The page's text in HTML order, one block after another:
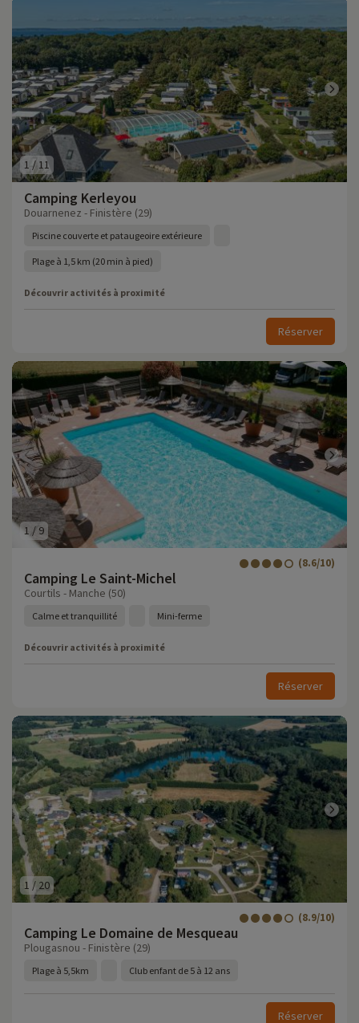
1 / 11
Camping Kerleyou
Douarnenez - Finistère (29)
Piscine couverte et pataugeoire extérieure
Plage à 1,5 km (20 min à pied)
Découvrir activités à proximité
Réserver
1 / 9
Camping Le Saint-Michel
(8.6/10)
Courtils - Manche (50)
Calme et tranquillité Mini-ferme
Découvrir activités à proximité
Réserver
1 / 20
Camping Le Domaine de Mesqueau
(8.9/10)
Plougasnou - Finistère (29)
Plage à 5,5km Club enfant de 5 à 12 ans
Réserver